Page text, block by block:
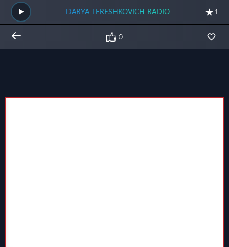
DARYA-TERESHKOVICH-RADIO 1
0